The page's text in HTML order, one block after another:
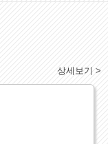
상세보기 >